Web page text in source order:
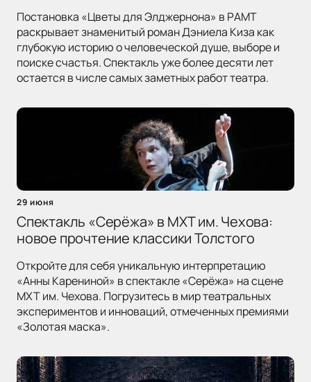
Постановка «Цветы для Элджернона» в РАМТ
раскрывает знаменитый роман Дэниела Киза как
глубокую историю о человеческой душе, выборе и
поиске счастья. Спектакль уже более десяти лет
остается в числе самых заметных работ театра.
29 июня
Спектакль «Серёжа» в МХТ им. Чехова:
новое прочтение классики Толстого
Откройте для себя уникальную интерпретацию
«Анны Карениной» в спектакле «Серёжа» на сцене
МХТ им. Чехова. Погрузитесь в мир театральных
экспериментов и инноваций, отмеченных премиями
«Золотая маска».